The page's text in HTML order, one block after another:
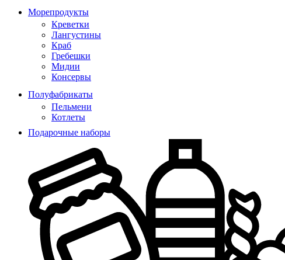
Морепродукты
Креветки
Лангустины
Краб
Гребешки
Мидии
Консервы
Полуфабрикаты
Пельмени
Котлеты
Подарочные наборы